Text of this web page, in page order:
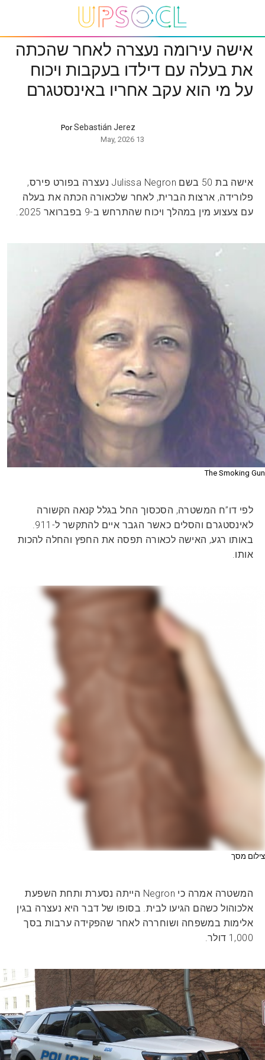
אישה עירומה נעצרה לאחר שהכתה
את בעלה עם דילדו בעקבות ויכוח
על מי הוא עקב אחריו באינסטגרם
PorSebastián Jerez
13 May, 2026
אישה בת 50 בשם Julissa Negron נעצרה בפורט פירס,
פלורידה, ארצות הברית, לאחר שלכאורה הכתה את בעלה
עם צעצוע מין במהלך ויכוח שהתרחש ב-9 בפברואר 2025.
The Smoking Gun
לפי דו”ח המשטרה, הסכסוך החל בגלל קנאה הקשורה
באותו רגע, האישה לכאורה תפסה את החפץ והחלה להכות
אותו.
צילום מסך
המשטרה אמרה כי Negron הייתה נסערת ותחת השפעת
אלכוהול כשהם הגיעו לבית. בסופו של דבר היא נעצרה בגין
אלימות במשפחה ושוחררה לאחר שהפקידה ערבות בסך
1,000 דולר.